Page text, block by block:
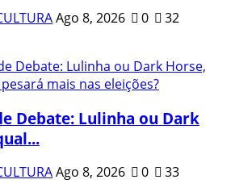
Ago 8, 2026 0 32
Debate: Lulinha ou Dark
Ago 8, 2026 0 33